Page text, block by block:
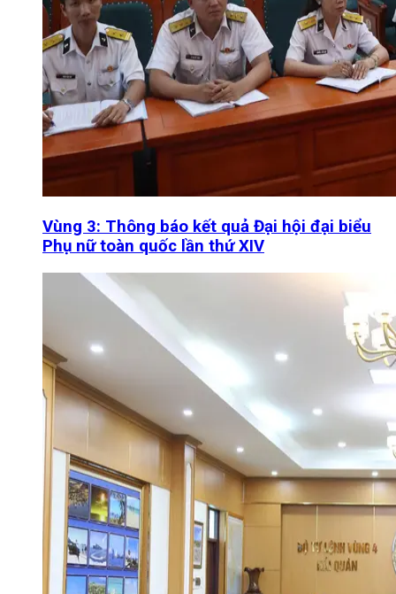
Vùng 3: Thông báo kết quả Đại hội đại biểu
Phụ nữ toàn quốc lần thứ XIV